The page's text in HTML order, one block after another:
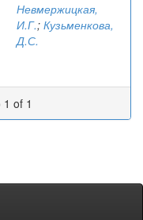
Невмержицкая,
И.Г.; Кузьменкова,
Д.С.
of 1